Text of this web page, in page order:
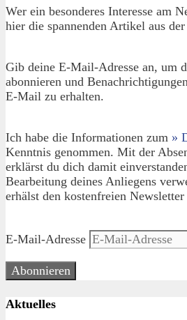
Wer ein besonderes Interesse am
hier die spannenden Artikel aus
Gib deine E-Mail-Adresse an, um
abonnieren und
E-Mail zu erhalten.
Ich habe die Informationen zum »
Kenntnis genommen. Mit der
erklärst du dich damit
Bearbeitung deines Anliegens
erhälst den kostenfreien Newsletter
E-Mail-Adresse
Abonnieren
Aktuelles